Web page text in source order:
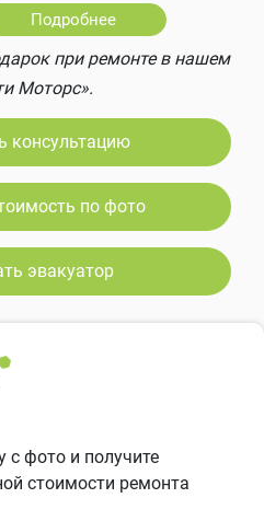
Подробнее
при ремонте в нашем
Моторс».
консультацию
по фото
эвакуатор
с фото и получите
стоимости ремонта